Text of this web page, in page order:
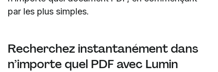
par les plus simples.
Recherchez instantanément dans
n’importe quel PDF avec Lumin